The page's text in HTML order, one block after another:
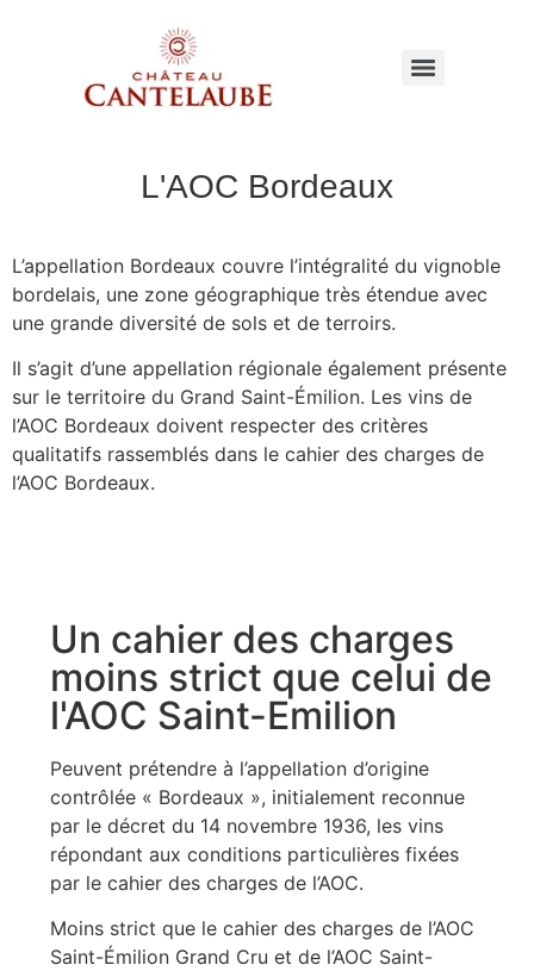
L'AOC Bordeaux
L’appellation Bordeaux couvre l’intégralité du vignoble
bordelais, une zone géographique très étendue avec
une grande diversité de sols et de terroirs.
Il s’agit d’une appellation régionale également présente
sur le territoire du Grand Saint-Émilion. Les vins de
l’AOC Bordeaux doivent respecter des critères
qualitatifs rassemblés dans le cahier des charges de
l’AOC Bordeaux.
Un cahier des charges
moins strict que celui de
l'AOC Saint-Emilion
Peuvent prétendre à l’appellation d’origine
contrôlée « Bordeaux », initialement reconnue
par le décret du 14 novembre 1936, les vins
répondant aux conditions particulières fixées
par le cahier des charges de l’AOC.
Moins strict que le cahier des charges de l’AOC
Saint-Émilion Grand Cru et de l’AOC Saint-